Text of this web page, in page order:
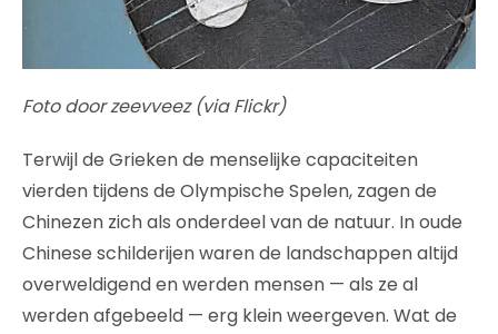
Foto door zeevveez (via Flickr)
Terwijl de Grieken de menselijke capaciteiten
vierden tijdens de Olympische Spelen, zagen de
Chinezen zich als onderdeel van de natuur. In oude
Chinese schilderijen waren de landschappen altijd
overweldigend en werden mensen — als ze al
werden afgebeeld — erg klein weergeven. Wat de